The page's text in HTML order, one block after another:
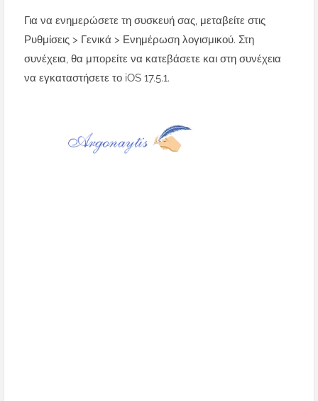
Για να ενημερώσετε τη συσκευή σας, μεταβείτε στις
Ρυθμίσεις > Γενικά > Ενημέρωση λογισμικού. Στη
συνέχεια, θα μπορείτε να κατεβάσετε και στη συνέχεια
να εγκαταστήσετε το iOS 17.5.1.